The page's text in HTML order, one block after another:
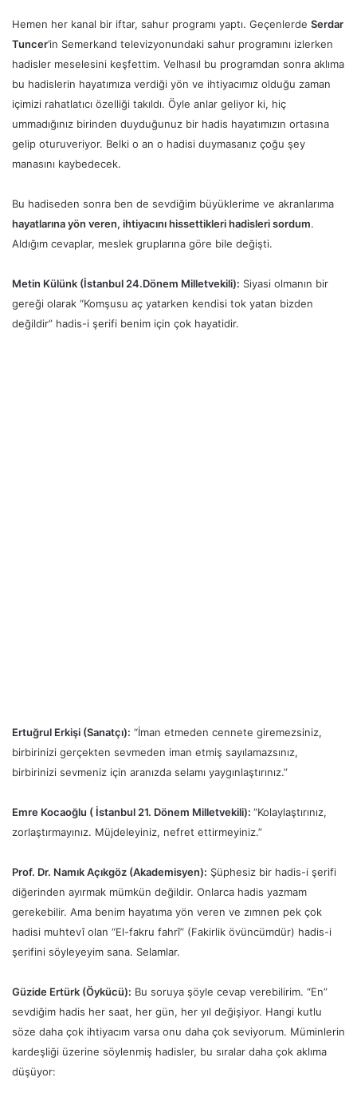
Hemen her kanal bir iftar, sahur programı yaptı. Geçenlerde Serdar
Tuncer’in Semerkand televizyonundaki sahur programını izlerken
hadisler meselesini keşfettim. Velhasıl bu programdan sonra aklıma
bu hadislerin hayatımıza verdiği yön ve ihtiyacımız olduğu zaman
içimizi rahatlatıcı özelliği takıldı. Öyle anlar geliyor ki, hiç
ummadığınız birinden duyduğunuz bir hadis hayatımızın ortasına
gelip oturuveriyor. Belki o an o hadisi duymasanız çoğu şey
manasını kaybedecek.
Bu hadiseden sonra ben de sevdiğim büyüklerime ve akranlarıma
hayatlarına yön veren, ihtiyacını hissettikleri hadisleri sordum.
Aldığım cevaplar, meslek gruplarına göre bile değişti.
Metin Külünk (İstanbul 24.Dönem Milletvekili): Siyasi olmanın bir
gereği olarak “Komşusu aç yatarken kendisi tok yatan bizden
değildir” hadis-i şerifi benim için çok hayatidir.
Ertuğrul Erkişi (Sanatçı): “İman etmeden cennete giremezsiniz,
birbirinizi gerçekten sevmeden iman etmiş sayılamazsınız,
birbirinizi sevmeniz için aranızda selamı yaygınlaştırınız.”
Emre Kocaoğlu ( İstanbul 21. Dönem Milletvekili): “Kolaylaştırınız,
zorlaştırmayınız. Müjdeleyiniz, nefret ettirmeyiniz.”
Prof. Dr. Namık Açıkgöz (Akademisyen): Şüphesiz bir hadis-i şerifi
diğerinden ayırmak mümkün değildir. Onlarca hadis yazmam
gerekebilir. Ama benim hayatıma yön veren ve zımnen pek çok
hadisi muhtevî olan “El-fakru fahrî” (Fakirlik övüncümdür) hadis-i
şerifini söyleyeyim sana. Selamlar.
Güzide Ertürk (Öykücü): Bu soruya şöyle cevap verebilirim. “En”
sevdiğim hadis her saat, her gün, her yıl değişiyor. Hangi kutlu
söze daha çok ihtiyacım varsa onu daha çok seviyorum. Müminlerin
kardeşliği üzerine söylenmiş hadisler, bu sıralar daha çok aklıma
düşüyor: